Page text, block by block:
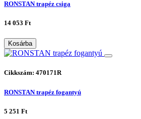
RONSTAN trapéz csiga
14 053 Ft
Kosárba
Cikkszám: 470171R
RONSTAN trapéz fogantyú
5 251 Ft